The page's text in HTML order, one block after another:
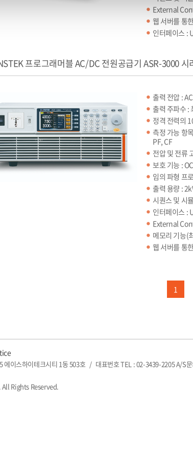
External
웹 서버를 통
인터페이스 :
프로그래머블 AC/DC 전원공급기 ASR-3000 시
출력 전압 :
출력 주파수 :
정격 전력의
측정 가능 항
PF, CF
전압 및 전류
보호 기능 :
임의 파형 프
출력 용량 :
시퀀스 및 시
인터페이스 :
External
메모리 기능(
웹 서버를 통
1
에이스하이테크시티 1동 503호 / 대표번호 TEL : 02-3439-2205 A/S
Rights Reserved.